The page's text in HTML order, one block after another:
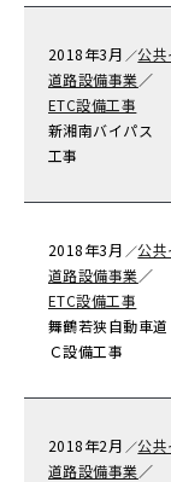
2018年3月 ／公
道路設備事業／
ETC設備工事
新湘南バイパス
工事
2018年3月 ／公
道路設備事業／
ETC設備工事
舞鶴若狭自動車
Ｃ設備工事
2018年2月 ／公
道路設備事業／